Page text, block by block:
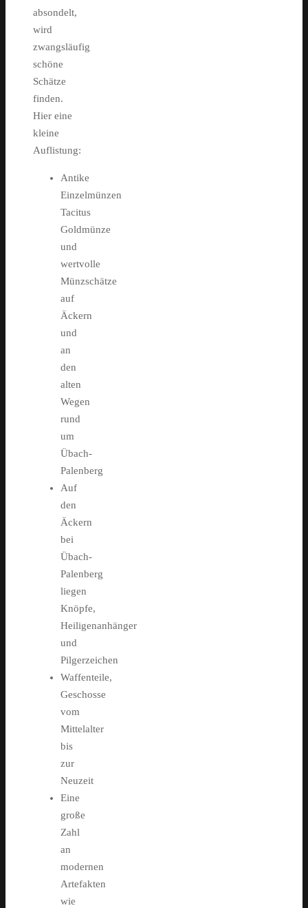
absondelt,
wird
zwangsläufig
schöne
Schätze
finden.
Hier eine
kleine
Auflistung:
Antike
Einzelmünzen
Tacitus
Goldmünze
und
wertvolle
Münzschätze
auf
Äckern
und
an
den
alten
Wegen
rund
um
Übach-
Palenberg
Auf
den
Äckern
bei
Übach-
Palenberg
liegen
Knöpfe,
Heiligenanhänger
und
Pilgerzeichen
Waffenteile,
Geschosse
vom
Mittelalter
bis
zur
Neuzeit
Eine
große
Zahl
an
modernen
Artefakten
wie